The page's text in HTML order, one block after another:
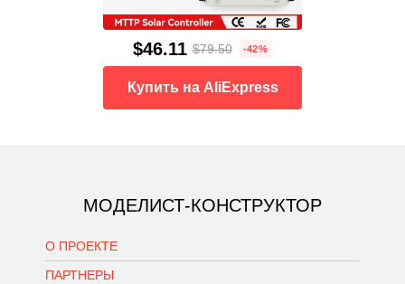
$46.11 $79.50 -42%
Купить на AliExpress
МОДЕЛИСТ-КОНСТРУКТОР
О ПРОЕКТЕ
ПАРТНЕРЫ